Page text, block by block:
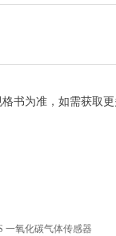
书为准，如需获取
一氧化碳气体传感器